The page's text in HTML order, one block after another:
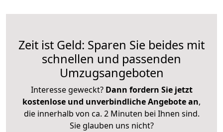
Zeit ist Geld: Sparen Sie beides mit
schnellen und passenden
Umzugsangeboten
Interesse geweckt? Dann fordern Sie jetzt
kostenlose und unverbindliche Angebote an,
die innerhalb von ca. 2 Minuten bei Ihnen sind.
Sie glauben uns nicht?